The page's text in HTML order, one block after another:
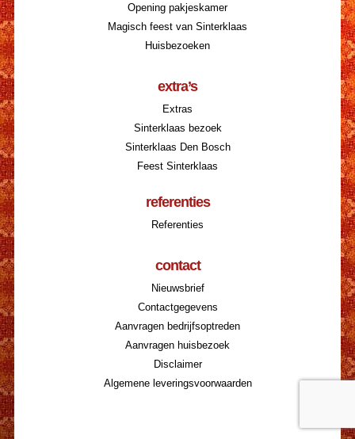
Opening pakjeskamer
Magisch feest van Sinterklaas
Huisbezoeken
extra’s
Extras
Sinterklaas bezoek
Sinterklaas Den Bosch
Feest Sinterklaas
referenties
Referenties
contact
Nieuwsbrief
Contactgegevens
Aanvragen bedrijfsoptreden
Aanvragen huisbezoek
Disclaimer
Algemene leveringsvoorwaarden